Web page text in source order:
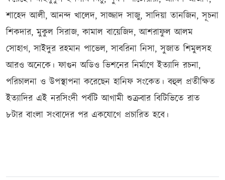
শাহেদ আলী, আনন্দ খালেদ, সাজ্জাদ সাজু, সাদিয়া তানজিন, সূচনা
শিকদার, মুকুল সিরাজ, কামাল বায়েজিদ, আশরাফুল আলম
সোহাগ, সাইদুর রহমান পাভেল, সাবরিনা নিসা, সুজাত শিমুলসহ
আরও অনেকে। ফাগুন অডিও ভিশনের নির্মাণে ইত্যাদি রচনা,
পরিচালনা ও উপস্থাপনা করেছেন হানিফ সংকেত। বহুল প্রতীক্ষিত
ইত্যাদির এই নরসিংদী পর্বটি আগামী শুক্রবার বিটিভিতে রাত
৮টার বাংলা সংবাদের পর একযোগে প্রচারিত হবে।